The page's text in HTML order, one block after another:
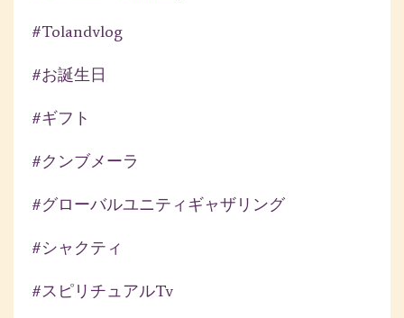
#tolandvlog
#お誕生日
#ギフト
#クンブメーラ
#グローバルユニティギャザリング
#シャクティ
#スピリチュアルtv